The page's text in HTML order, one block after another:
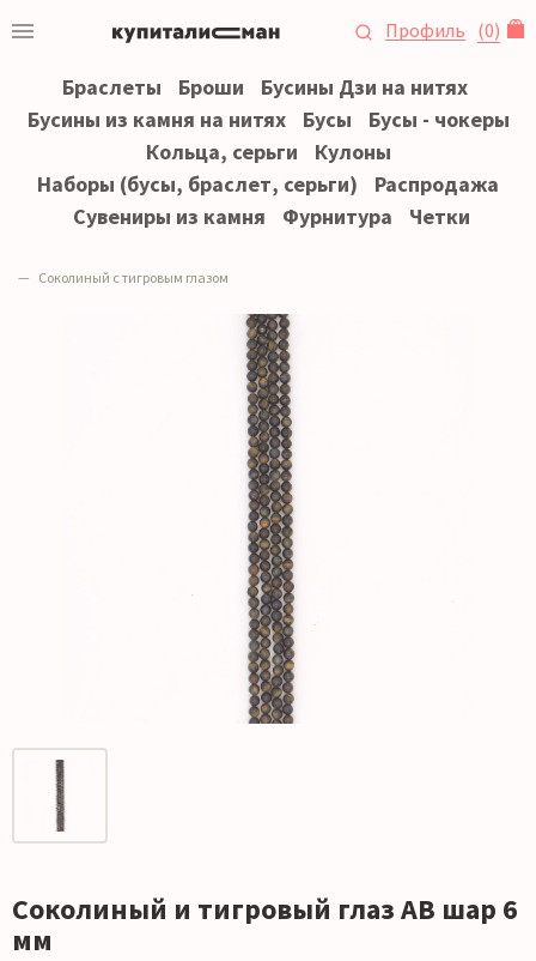
Профиль (0)
Браслеты Броши
Бусины Дзи на нитях
Бусины из камня на нитях
Бусы
Бусы - чокеры
Кольца, серьги
Кулоны
Наборы (бусы, браслет, серьги)
Распродажа
Сувениры из камня
Фурнитура Четки
Соколиный с тигровым глазом
Соколиный и тигровый глаз АВ шар 6
мм